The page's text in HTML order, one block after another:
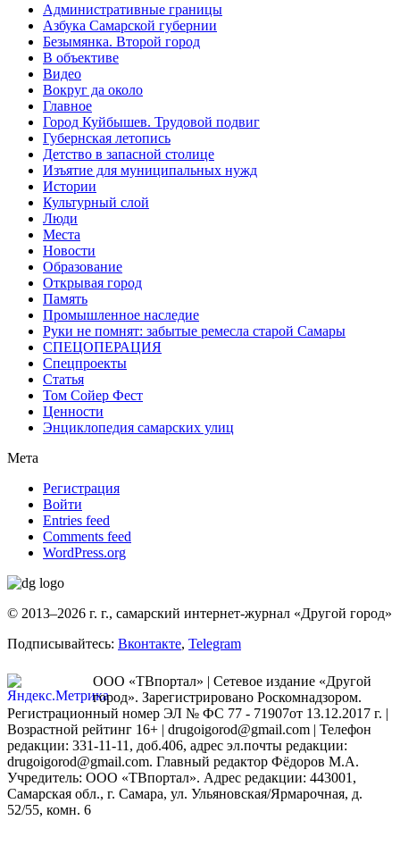
Административные границы
Азбука Самарской губернии
Безымянка. Второй город
В объективе
Видео
Вокруг да около
Главное
Город Куйбышев. Трудовой подвиг
Губернская летопись
Детство в запасной столице
Изъятие для муниципальных нужд
Истории
Культурный слой
Люди
Места
Новости
Образование
Открывая город
Память
Промышленное наследие
Руки не помнят: забытые ремесла старой Самары
СПЕЦОПЕРАЦИЯ
Спецпроекты
Статья
Том Сойер Фест
Ценности
Энциклопедия самарских улиц
Мета
Регистрация
Войти
Entries feed
Comments feed
WordPress.org
© 2013–2026 г. г., самарский интернет-журнал «Другой город»
Подписывайтесь: Вконтакте, Telegram
ООО «ТВпортал» | Сетевое издание «Другой
город». Зарегистрировано Роскомнадзором.
Регистрационный номер ЭЛ № ФС 77 - 71907от 13.12.2017 г. |
Возрастной рейтинг 16+ | drugoigorod@gmail.com | Телефон
редакции: 331-11-11, доб.406, адрес эл.почты редакции:
drugoigorod@gmail.com. Главный редактор Фёдоров М.А.
Учредитель: ООО «ТВпортал». Адрес редакции: 443001,
Самарская обл., г. Самара, ул. Ульяновская/Ярмарочная, д.
52/55, комн. 6